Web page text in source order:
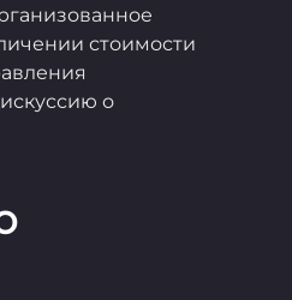
стоимости
о